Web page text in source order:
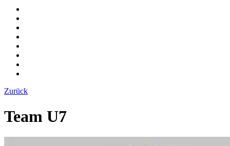
Zurück
Team U7